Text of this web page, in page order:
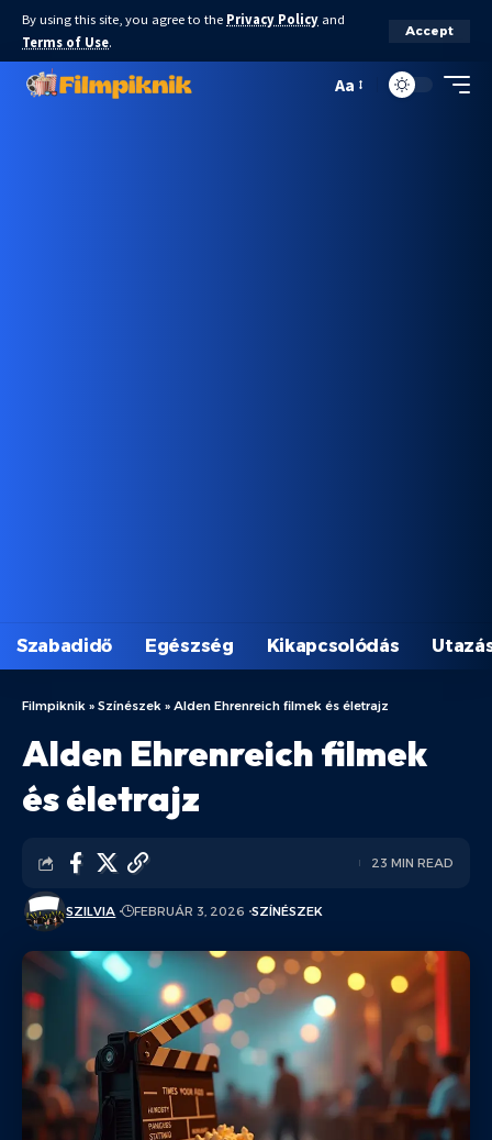
By using this site, you agree to the Privacy Policy and
Terms of Use.
Accept
Aa
Szabadidő Egészség Kikapcsolódás
Filmpiknik » Színészek » Alden Ehrenreich filmek és életrajz
Alden Ehrenreich filmek
és életrajz
SZILVIA FEBRUÁR 3, 2026 SZÍNÉSZEK
23 MIN READ